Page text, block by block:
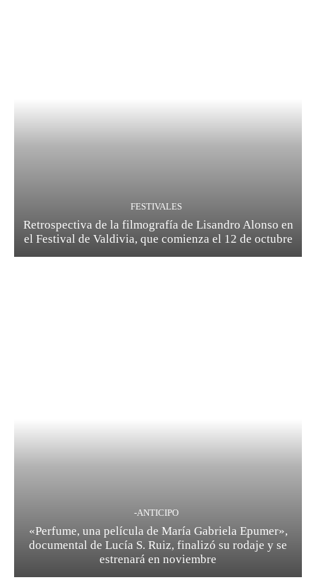
FESTIVALES
Retrospectiva de la filmografía de Lisandro Alonso en
el Festival de Valdivia, que comienza el 12 de octubre
-ANTICIPO
«Perfume, una película de María Gabriela Epumer»,
documental de Lucía S. Ruiz, finalizó su rodaje y se
estrenará en noviembre